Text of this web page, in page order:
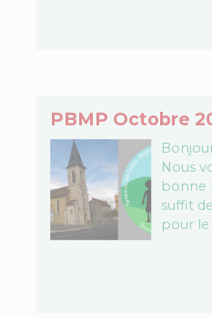
PBMP Octobre
Nous
bonne
suffit
pour le